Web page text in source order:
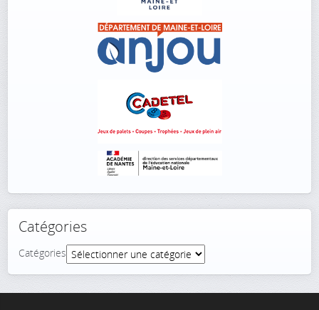
Catégories
Catégories